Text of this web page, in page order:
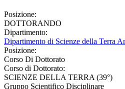
Posizione:
DOTTORANDO
Dipartimento:
Dipartimento di Scienze della Terra
Posizione:
Corso Di Dottorato
Corso di Dottorato:
SCIENZE DELLA TERRA (39°)
Gruppo Scientifico Disciplinare